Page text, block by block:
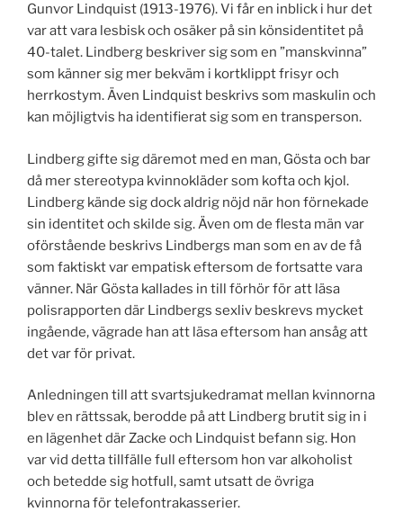
Gunvor Lindquist (1913-1976). Vi får en inblick i hur det
var att vara lesbisk och osäker på sin könsidentitet på
40-talet. Lindberg beskriver sig som en ”manskvinna”
som känner sig mer bekväm i kortklippt frisyr och
herrkostym. Även Lindquist beskrivs som maskulin och
kan möjligtvis ha identifierat sig som en transperson.
Lindberg gifte sig däremot med en man, Gösta och bar
då mer stereotypa kvinnokläder som kofta och kjol.
Lindberg kände sig dock aldrig nöjd när hon förnekade
sin identitet och skilde sig. Även om de flesta män var
oförstående beskrivs Lindbergs man som en av de få
som faktiskt var empatisk eftersom de fortsatte vara
vänner. När Gösta kallades in till förhör för att läsa
polisrapporten där Lindbergs sexliv beskrevs mycket
ingående, vägrade han att läsa eftersom han ansåg att
det var för privat.
Anledningen till att svartsjukedramat mellan kvinnorna
blev en rättssak, berodde på att Lindberg brutit sig in i
en lägenhet där Zacke och Lindquist befann sig. Hon
var vid detta tillfälle full eftersom hon var alkoholist
och betedde sig hotfull, samt utsatt de övriga
kvinnorna för telefontrakasserier.